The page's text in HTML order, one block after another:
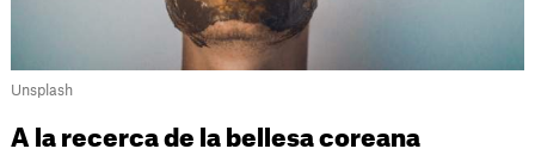
Unsplash
A la recerca de la bellesa coreana